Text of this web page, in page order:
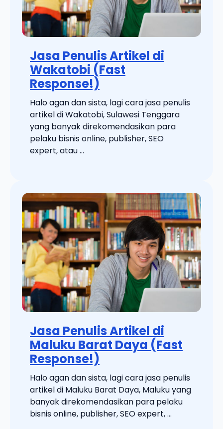
Jasa Penulis Artikel di
Wakatobi (Fast
Response!)
Halo agan dan sista, lagi cara jasa penulis
artikel di Wakatobi, Sulawesi Tenggara
yang banyak direkomendasikan para
pelaku bisnis online, publisher, SEO
expert, atau ...
Jasa Penulis Artikel di
Maluku Barat Daya (Fast
Response!)
Halo agan dan sista, lagi cara jasa penulis
artikel di Maluku Barat Daya, Maluku yang
banyak direkomendasikan para pelaku
bisnis online, publisher, SEO expert, ...